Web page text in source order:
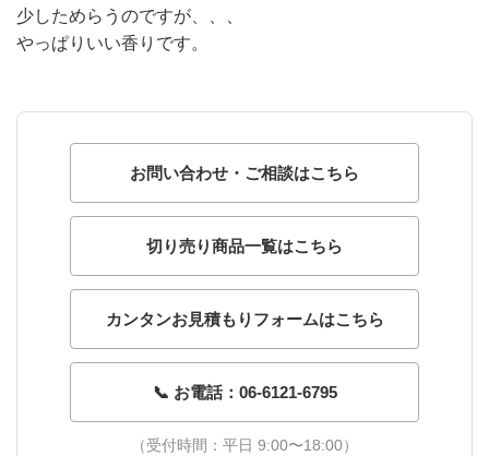
少しためらうのですが、、、
やっぱりいい香りです。
お問い合わせ・ご相談はこちら
切り売り商品一覧はこちら
カンタンお見積もりフォームはこちら
📞 お電話：06-6121-6795
（受付時間：平日 9:00〜18:00）